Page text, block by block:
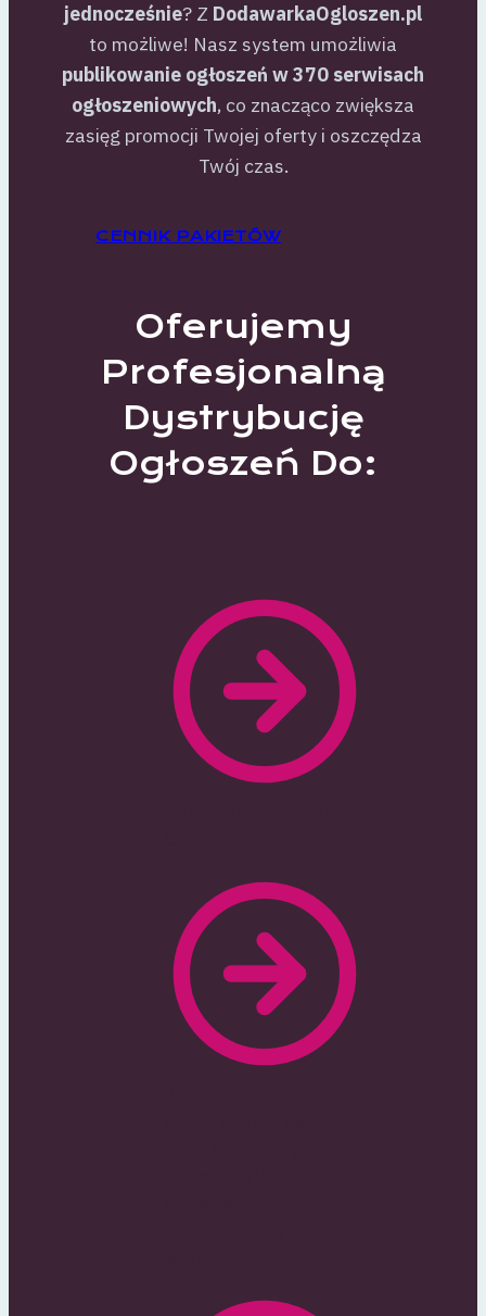
jednocześnie? Z DodawarkaOgloszen.pl
to możliwe! Nasz system umożliwia
publikowanie ogłoszeń w 370 serwisach
ogłoszeniowych, co znacząco zwiększa
zasięg promocji Twojej oferty i oszczędza
Twój czas.
CENNIK PAKIETÓW
Oferujemy
Profesjonalną
Dystrybucję
Ogłoszeń Do: